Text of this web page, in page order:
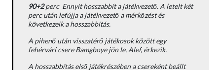
90+2perc Ennyit hosszabbít a játékvezető. A letelt két
perc után lefújja a játékvezető a mérkőzést és
következeik a hosszabbítás.
A pihenő után visszatérő játékosok között egy
fehérvári csere Bamgboye jön le, Alef, érkezik.
A hosszabbítás első játékrészében a csereként beállt